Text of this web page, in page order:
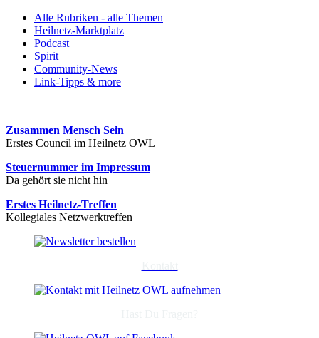
Alle Rubriken - alle Themen
Heilnetz-Marktplatz
Podcast
Spirit
Community-News
Link-Tipps & more
Zusammen Mensch Sein
Erstes Council im Heilnetz OWL
Steuernummer im Impressum
Da gehört sie nicht hin
Erstes Heilnetz-Treffen
Kollegiales Netzwerktreffen